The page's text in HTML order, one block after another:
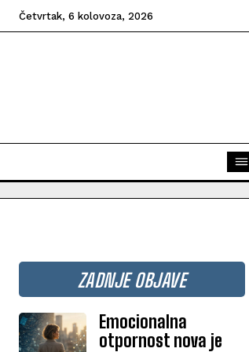
Četvrtak, 6 kolovoza, 2026
ZADNJE OBJAVE
Emocionalna
otpornost nova je